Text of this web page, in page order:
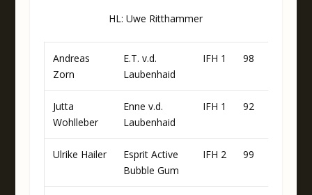
HL: Uwe Ritthammer
Andreas
Zorn
E.T. v.d.
Laubenhaid
IFH 1 98
Jutta
Wohlleber
Enne v.d.
Laubenhaid
IFH 1 92
Ulrike Hailer
Esprit Active
Bubble Gum
IFH 2 99